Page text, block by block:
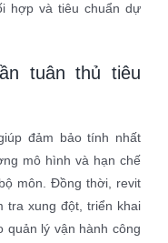
hợp và tiêu chuẩn dự
tuân thủ tiêu
đảm bảo tính nhất
mô hình và hạn chế
môn. Đồng thời, revit
tra xung đột, triển khai
quản lý vận hành công